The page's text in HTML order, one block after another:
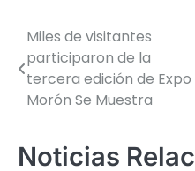
Navegación
de
entradas
Miles de visitantes
participaron de la
tercera edición de Expo
Morón Se Muestra
Noticias